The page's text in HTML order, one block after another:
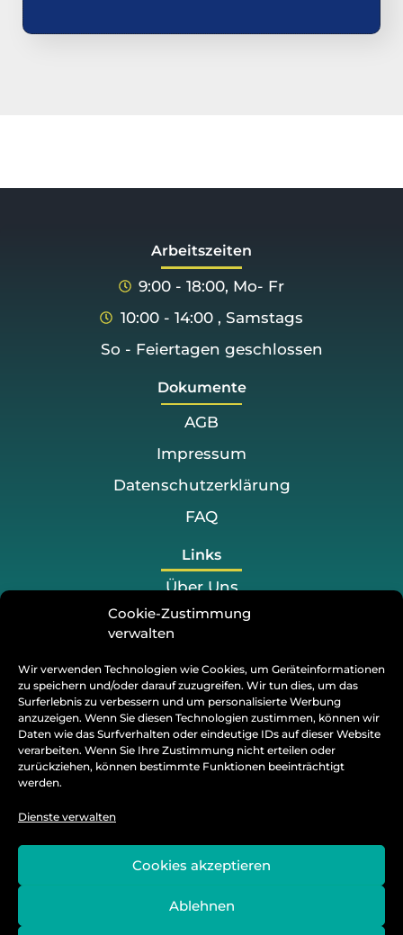
Cookie-Zustimmung
verwalten
Wir verwenden Technologien wie Cookies, um Geräteinformationen
zu speichern und/oder darauf zuzugreifen. Wir tun dies, um das
Surferlebnis zu verbessern und um personalisierte Werbung
anzuzeigen. Wenn Sie diesen Technologien zustimmen, können wir
Daten wie das Surfverhalten oder eindeutige IDs auf dieser Website
verarbeiten. Wenn Sie Ihre Zustimmung nicht erteilen oder
zurückziehen, können bestimmte Funktionen beeinträchtigt
werden.
Dienste verwalten
Cookies akzeptieren
Ablehnen
Kontakt
+49 176 2558 2100
28203, Bremen
Facebook
Twitter
Links
Über Uns
Preis
Blog
Dokumente
AGB
Impressum
Datenschutzerklärung
FAQ
Arbeitszeiten
9:00 - 18:00, Mo- Fr
10:00 - 14:00 , Samstags
So - Feiertagen geschlossen